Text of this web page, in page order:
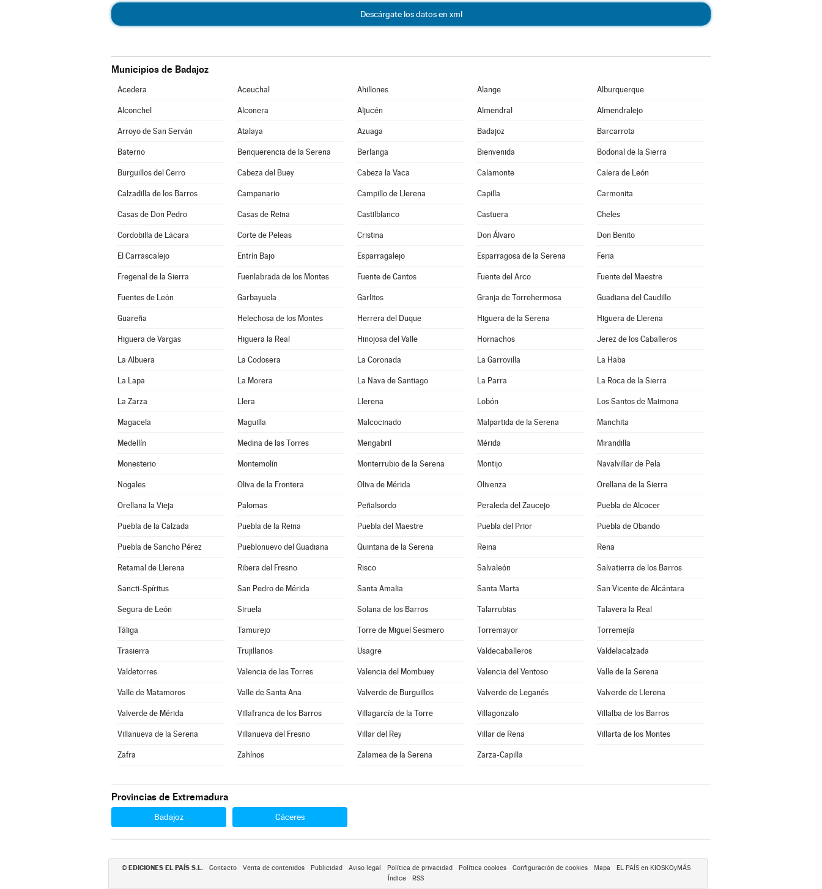
Descárgate los datos en xml
Municipios de Badajoz
Acedera Aceuchal Ahillones Alange Alburquerque
Alconchel Alconera Aljucén Almendral Almendralejo
Arroyo de San Serván Atalaya Azuaga Badajoz Barcarrota
Baterno Benquerencia de la Serena Berlanga Bienvenida Bodonal de la Sierra
Burguillos del Cerro Cabeza del Buey Cabeza la Vaca Calamonte Calera de León
Calzadilla de los Barros Campanario Campillo de Llerena Capilla Carmonita
Casas de Don Pedro Casas de Reina Castilblanco Castuera Cheles
Cordobilla de Lácara Corte de Peleas Cristina Don Álvaro Don Benito
El Carrascalejo Entrín Bajo Esparragalejo Esparragosa de la Serena Feria
Fregenal de la Sierra Fuenlabrada de los Montes Fuente de Cantos Fuente del Arco Fuente del Maestre
Fuentes de León Garbayuela Garlitos Granja de Torrehermosa Guadiana del Caudillo
Guareña Helechosa de los Montes Herrera del Duque Higuera de la Serena Higuera de Llerena
Higuera de Vargas Higuera la Real Hinojosa del Valle Hornachos Jerez de los Caballeros
La Albuera La Codosera La Coronada La Garrovilla La Haba
La Lapa La Morera La Nava de Santiago La Parra La Roca de la Sierra
La Zarza Llera Llerena Lobón Los Santos de Maimona
Magacela Maguilla Malcocinado Malpartida de la Serena Manchita
Medellín Medina de las Torres Mengabril Mérida Mirandilla
Monesterio Montemolín Monterrubio de la Serena Montijo Navalvillar de Pela
Nogales Oliva de la Frontera Oliva de Mérida Olivenza Orellana de la Sierra
Orellana la Vieja Palomas Peñalsordo Peraleda del Zaucejo Puebla de Alcocer
Puebla de la Calzada Puebla de la Reina Puebla del Maestre Puebla del Prior Puebla de Obando
Puebla de Sancho Pérez Pueblonuevo del Guadiana Quintana de la Serena Reina Rena
Retamal de Llerena Ribera del Fresno Risco Salvaleón Salvatierra de los Barros
Sancti-Spíritus San Pedro de Mérida Santa Amalia Santa Marta San Vicente de Alcántara
Segura de León Siruela Solana de los Barros Talarrubias Talavera la Real
Táliga Tamurejo Torre de Miguel Sesmero Torremayor Torremejía
Trasierra Trujillanos Usagre Valdecaballeros Valdelacalzada
Valdetorres Valencia de las Torres Valencia del Mombuey Valencia del Ventoso Valle de la Serena
Valle de Matamoros Valle de Santa Ana Valverde de Burguillos Valverde de Leganés Valverde de Llerena
Valverde de Mérida Villafranca de los Barros Villagarcía de la Torre Villagonzalo Villalba de los Barros
Villanueva de la Serena Villanueva del Fresno Villar del Rey Villar de Rena Villarta de los Montes
Zafra Zahínos Zalamea de la Serena Zarza-Capilla
Provincias de Extremadura
Badajoz Cáceres
© EDICIONES EL PAÍS S.L. Contacto Venta de contenidos Publicidad Aviso legal Política de privacidad Política cookies Configuración de cookies Mapa
EL PAÍS en KIOSKOyMÁS
Índice
RSS